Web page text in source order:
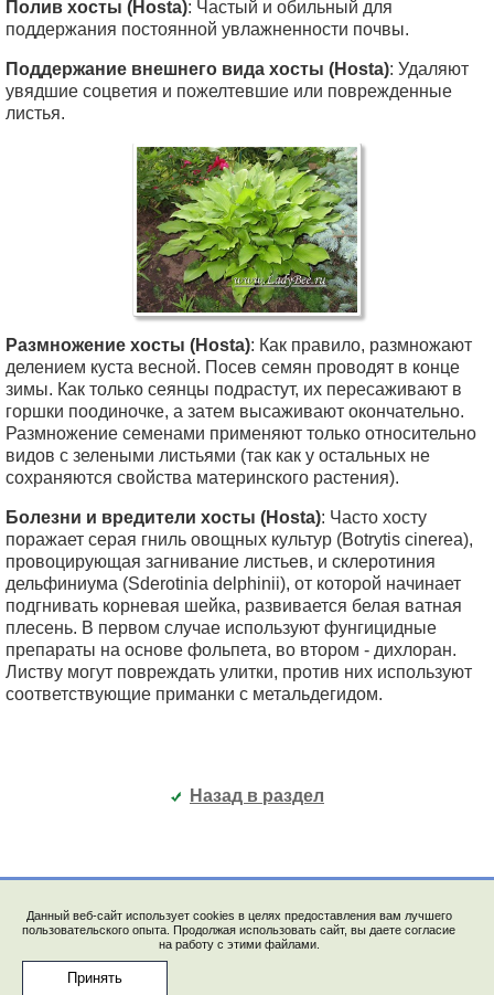
Данный веб-сайт использует cookies в целях предоставления вам лучшего
пользовательского опыта. Продолжая использовать сайт, вы даете согласие
на работу с этими файлами.
Принять
Полив хосты (Hosta): Частый и обильный для
поддержания постоянной увлажненности почвы.
Поддержание внешнего вида хосты (Hosta): Удаляют
увядшие соцветия и пожелтевшие или поврежденные
листья.
Размножение хосты (Hosta): Как правило, размножают
делением куста весной. Посев семян проводят в конце
зимы. Как только сеянцы подрастут, их пересаживают в
горшки поодиночке, а затем высаживают окончательно.
Размножение семенами применяют только относительно
видов с зелеными листьями (так как у остальных не
сохраняются свойства материнского растения).
Болезни и вредители хосты (Hosta): Часто хосту
поражает серая гниль овощных культур (Botrytis cinerea),
провоцирующая загнивание листьев, и склеротиния
дельфиниума (Sderotinia delphinii), от которой начинает
подгнивать корневая шейка, развивается белая ватная
плесень. В первом случае используют фунгицидные
препараты на основе фольпета, во втором - дихлоран.
Листву могут повреждать улитки, против них используют
соответствующие приманки с метальдегидом.
Назад в раздел
© 2009-2023, "LadyBee.ru". E-mail: saechka@saechka.ru
Перепечатка материалов запрещена без ссылки на